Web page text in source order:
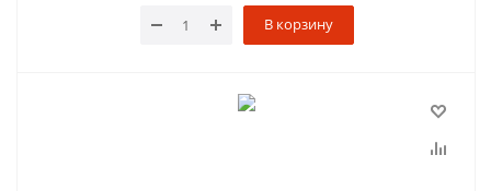
В корзину